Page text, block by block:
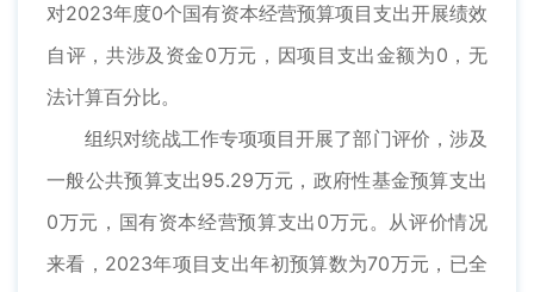
对2023年度0个国有资本经营预算项目支出开展绩效
自评，共涉及资金0万元，因项目支出金额为0，无
法计算百分比。
组织对统战工作专项项目开展了部门评价，涉及
一般公共预算支出95.29万元，政府性基金预算支出
0万元，国有资本经营预算支出0万元。从评价情况
来看，2023年项目支出年初预算数为70万元，已全